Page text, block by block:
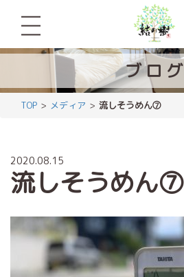
ブロ グ
TOP メディア 流しそうめん⑦
2020.08.15
流しそうめん⑦